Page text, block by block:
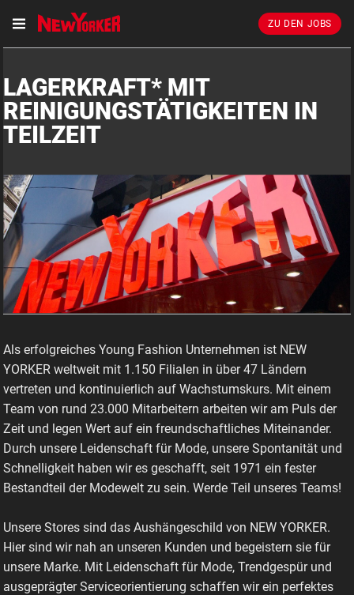
ZU DEN JOBS
LAGERKRAFT* MIT
REINIGUNGSTÄTIGKEITEN IN
TEILZEIT
Als erfolgreiches Young Fashion Unternehmen ist NEW
YORKER weltweit mit 1.150 Filialen in über 47 Ländern
vertreten und kontinuierlich auf Wachstumskurs. Mit einem
Team von rund 23.000 Mitarbeitern arbeiten wir am Puls der
Zeit und legen Wert auf ein freundschaftliches Miteinander.
Durch unsere Leidenschaft für Mode, unsere Spontanität und
Schnelligkeit haben wir es geschafft, seit 1971 ein fester
Bestandteil der Modewelt zu sein. Werde Teil unseres Teams!
Unsere Stores sind das Aushängeschild von NEW YORKER.
Hier sind wir nah an unseren Kunden und begeistern sie für
unsere Marke. Mit Leidenschaft für Mode, Trendgespür und
ausgeprägter Serviceorientierung schaffen wir ein perfektes